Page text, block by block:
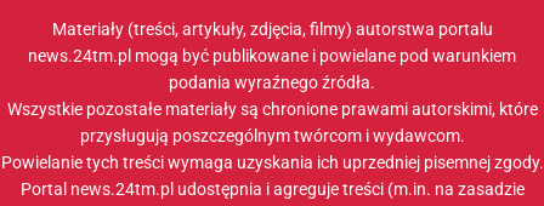
Materiały (treści, artykuły, zdjęcia, filmy) autorstwa portalu
news.24tm.pl mogą być publikowane i powielane pod warunkiem
podania wyraźnego źródła.
Wszystkie pozostałe materiały są chronione prawami autorskimi, które
przysługują poszczególnym twórcom i wydawcom.
Powielanie tych treści wymaga uzyskania ich uprzedniej pisemnej zgody.
Portal news.24tm.pl udostępnia i agreguje treści (m.in. na zasadzie